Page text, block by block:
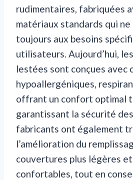
rudimentaires, fabriquées
matériaux standards qui
toujours aux besoins
utilisateurs. Aujourd’hui,
lestées sont conçues avec
hypoallergéniques,
offrant un confort optimal
garantissant la sécurité
fabricants ont également
l’amélioration du
couvertures plus légères
confortables, tout en